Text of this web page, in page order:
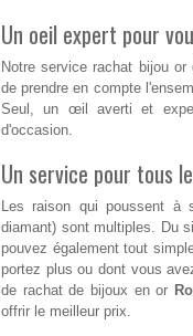
Un oeil expert pour
Notre service rachat bijou or
de prendre en compte
Seul, un œil averti et
d'occasion.
Un service pour tous
Les raison qui poussent à
diamant) sont multiples. Du
pouvez également tout
portez plus ou dont vous
de rachat de bijoux en or
offrir le meilleur prix.